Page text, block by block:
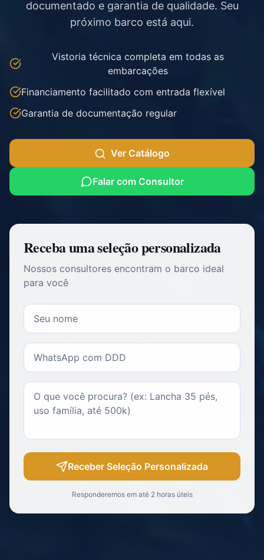
documentado e garantia de qualidade. Seu
próximo barco está aqui.
Vistoria técnica completa em todas as
embarcações
Financiamento facilitado com entrada flexível
Garantia de documentação regular
Ver Catálogo
Falar com Consultor
Receba uma seleção personalizada
Nossos consultores encontram o barco ideal
para você
Receber Seleção Personalizada
Responderemos em até 2 horas úteis